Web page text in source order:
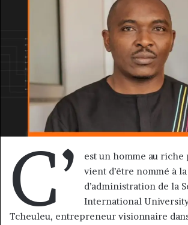
C’
est un homme au riche
vient d’être nommé à
d’administration de la
International
Tcheuleu, entrepreneur visionnaire